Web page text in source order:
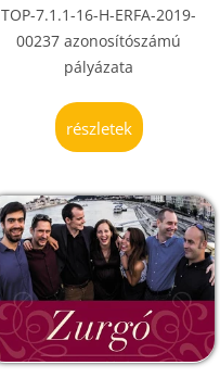
TOP-7.1.1-16-H-ERFA-2019-
00237 azonosítószámú
pályázata
részletek